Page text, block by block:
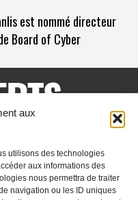
aux
utilisons des technologies
aux informations des
nous permettra de traiter
navigation ou les ID uniques
est nommé directeur
Board of Cyber
à la sécurité informatique
évènements, des livres
Retrouvez toutes les